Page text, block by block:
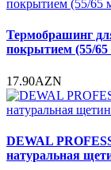
Термобрашинг
покрытием (55/
17.90AZN
DEWAL
натуральная